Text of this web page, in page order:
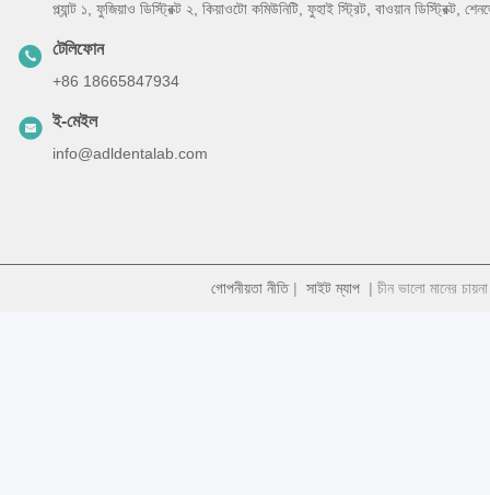
প্ল্যান্ট ১, ফুজিয়াও ডিস্ট্রিক্ট ২, কিয়াওটো কমিউনিটি, ফুহাই স্ট্রিট, বাওয়ান ডিস্ট্রিক্ট,
টেলিফোন
+86 18665847934
ই-মেইল
info@adldentalab.com
গোপনীয়তা নীতি| সাইট ম্যাপ| চীন ভালো মানের